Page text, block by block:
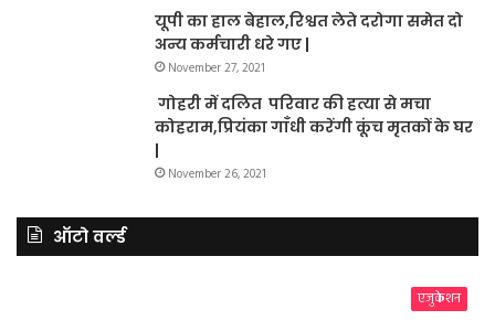
यूपी का हाल बेहाल,रिश्वत लेते दरोगा समेत दो
अन्य कर्मचारी धरे गए |
November 27, 2021
गोहरी में दलित परिवार की हत्या से मचा
कोहराम,प्रियंका गाँधी करेंगी कूंच मृतकों के घर
|
November 26, 2021
ऑटो वर्ल्ड
एजुकेशन